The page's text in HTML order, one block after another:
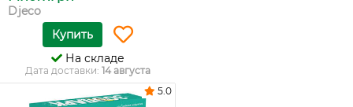
Djeco
Купить
На складе
Дата доставки: 14 августа
5.0